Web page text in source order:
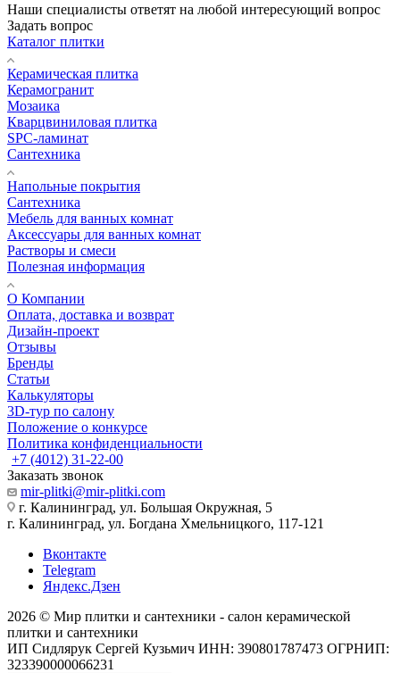
Наши специалисты ответят на любой интересующий вопрос
Задать вопрос
Каталог плитки
Керамическая плитка
Керамогранит
Мозаика
Кварцвиниловая плитка
SPC-ламинат
Сантехника
Напольные покрытия
Сантехника
Мебель для ванных комнат
Аксессуары для ванных комнат
Растворы и смеси
Полезная информация
О Компании
Оплата, доставка и возврат
Дизайн-проект
Отзывы
Бренды
Статьи
Калькуляторы
3D-тур по салону
Положение о конкурсе
Политика конфиденциальности
+7 (4012) 31-22-00
Заказать звонок
mir-plitki@mir-plitki.com
г. Калининград, ул. Большая Окружная, 5
г. Калининград, ул. Богдана Хмельницкого, 117-121
Вконтакте
Telegram
Яндекс.Дзен
2026 © Мир плитки и сантехники - салон керамической
плитки и сантехники
ИП Сидлярук Сергей Кузьмич ИНН: 390801787473 ОГРНИП:
323390000066231